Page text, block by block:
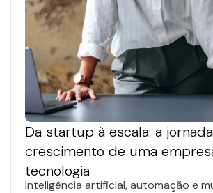
Da startup à escala: a
crescimento de uma
tecnologia
Inteligência artificial, automação e